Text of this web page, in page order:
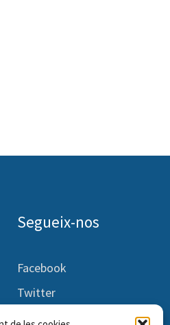
Segueix-nos
Facebook
Twitter
Instagram